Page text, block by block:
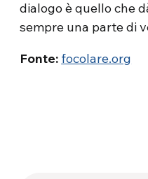
dialogo è quello che
sempre una parte di
Fonte: focolare.org